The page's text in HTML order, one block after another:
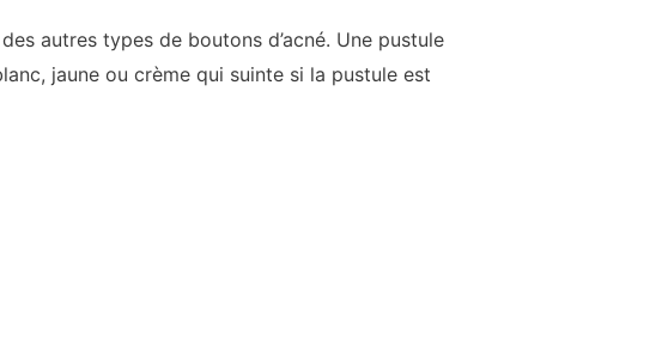
autres types de boutons d’acné. Une pustule
jaune ou crème qui suinte si la pustule est